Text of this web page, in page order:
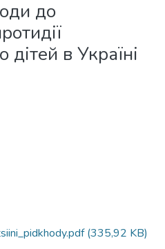
до
в Україні
(335,92 KB)